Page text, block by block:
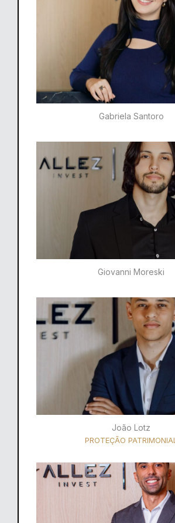
Gabriela Santoro​
Giovanni Moreski
João Lotz
PROTEÇÃO PATRIMONIAL